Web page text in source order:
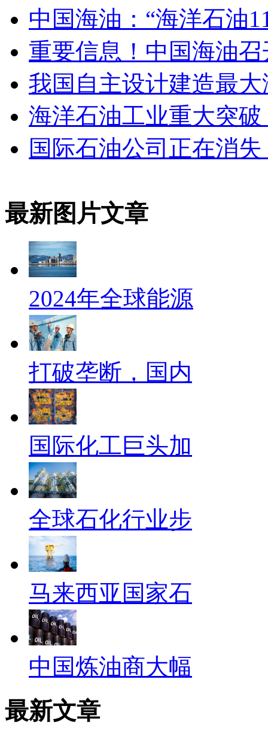
中国海油：“海洋石油
重要信息！中国海油
我国自主设计建造最
海洋石油工业重大突
国际石油公司正在消
最新图片文章
2024年全球能源
打破垄断，国内
国际化工巨头加
全球石化行业步
马来西亚国家石
中国炼油商大幅
最新文章